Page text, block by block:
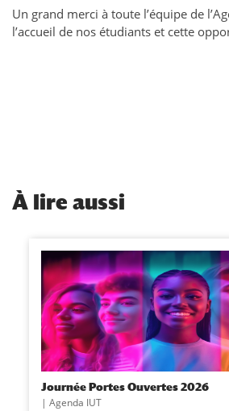
Un grand merci à toute l’équipe de
l’accueil de nos étudiants et cette
À lire aussi
Journée Portes Ouvertes 2026
Agenda IUT